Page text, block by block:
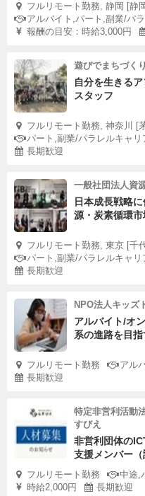
フルリモート勤務, 静岡 [静
アルバイト,パート,副業/パ
報酬の目安：時給3,000円
遊びでまちづく
自分を生きる
スタッフ
フルリモート勤務, 神奈川 [
パート,副業/パラレルキャリ
長期歓迎
一般社団法人資
日本成長戦略
源・炭素循環
フルリモート勤務, 東京 [千
パート,副業/パラレルキャリ
長期歓迎
NPO法人キッズ
アルバイト/オ
系の進路を目指
フルリモート勤務 アル
長期歓迎
特定非営利活動
すびえ
非営利団体の
支援メンバー（
フルリモート勤務
中途,
時給2,000円
長期歓迎